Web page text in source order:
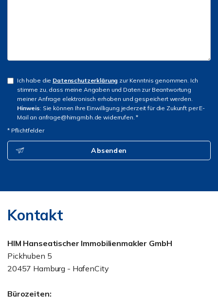
Ich habe die Datenschutzerklärung zur Kenntnis genommen. Ich
stimme zu, dass meine Angaben und Daten zur Beantwortung
meiner Anfrage elektronisch erhoben und gespeichert werden.
Hinweis: Sie können Ihre Einwilligung jederzeit für die Zukunft per E-
Mail an anfrage@himgmbh.de widerrufen. *
* Pflichtfelder
Absenden
Kontakt
HIM Hanseatischer Immobilienmakler GmbH
Pickhuben 5
20457 Hamburg - HafenCity
Bürozeiten: